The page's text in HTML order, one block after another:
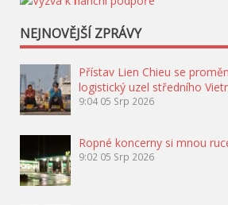
NEJNOVĚJŠÍ ZPRÁVY
Přístav Lien Chieu se
logistický uzel středního
9:04 05 Srp 2026
Ropné koncerny si mnou
9:02 05 Srp 2026